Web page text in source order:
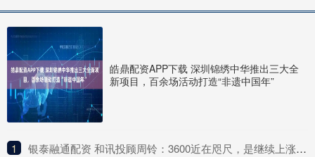
皓鼎配资APP下载 深圳锦绣中华推出三大全
新项目，百余场活动打造“非遗中国年”
1 ​银泰融通配资 和讯投顾周铃：3600近在咫尺，是继续上涨还是回调？